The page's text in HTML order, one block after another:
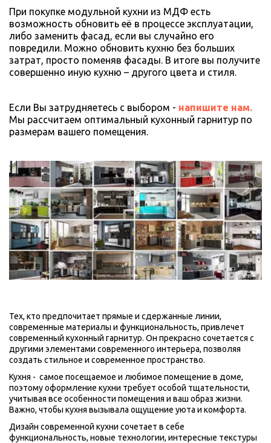
При покупке модульной кухни из МДФ есть
возможность обновить её в процессе эксплуатации,
либо заменить фасад, если вы случайно его
повредили. Можно обновить кухню без больших
затрат, просто поменяв фасады. В итоге вы получите
совершенно иную кухню – другого цвета и стиля.
Если Вы затрудняетесь с выбором -
Мы рассчитаем оптимальный кухонный гарнитур по
размерам вашего помещения.
Тех, кто предпочитает прямые и сдержанные линии,
современные материалы и функциональность, привлечет
современный кухонный гарнитур. Он прекрасно сочетается с
другими элементами современного интерьера, позволяя
создать стильное и современное пространство.
Кухня -  самое посещаемое и любимое помещение в доме,
поэтому оформление кухни требует особой тщательности,
учитывая все особенности помещения и ваш образ жизни.
Важно, чтобы кухня вызывала ощущение уюта и комфорта.
Дизайн современной кухни сочетает в себе
функциональность, новые технологии, интересные текстуры